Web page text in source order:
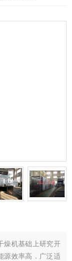
燥机基础上研究开
源效率高．广泛适